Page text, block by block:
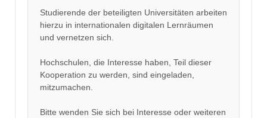
Studierende der beteiligten Universitäten arbeiten
hierzu in internationalen digitalen Lernräumen
und vernetzen sich.
Hochschulen, die Interesse haben, Teil dieser
Kooperation zu werden, sind eingeladen,
mitzumachen.
Bitte wenden Sie sich bei Interesse oder weiteren